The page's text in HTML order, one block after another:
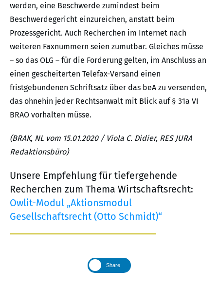
werden, eine Beschwerde zumindest beim
Beschwerdegericht einzureichen, anstatt beim
Prozessgericht. Auch Recherchen im Internet nach
weiteren Faxnummern seien zumutbar. Gleiches müsse
– so das OLG – für die Forderung gelten, im Anschluss an
einen gescheiterten Telefax-Versand einen
fristgebundenen Schriftsatz über das beA zu versenden,
das ohnehin jeder Rechtsanwalt mit Blick auf § 31a VI
BRAO vorhalten müsse.
(BRAK, NL vom 15.01.2020 / Viola C. Didier, RES JURA
Redaktionsbüro)
Unsere Empfehlung für tiefergehende
Recherchen zum Thema Wirtschaftsrecht:
Owlit-Modul „Aktionsmodul
Gesellschaftsrecht (Otto Schmidt)“
Share